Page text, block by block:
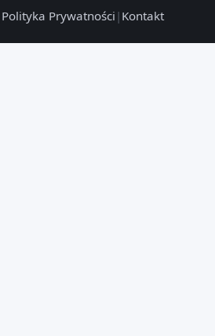
Polityka Prywatności | Kontakt